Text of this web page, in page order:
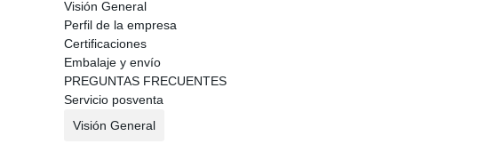
Visión General
Perfil de la empresa
Certificaciones
Embalaje y envío
PREGUNTAS FRECUENTES
Servicio posventa
Visión General